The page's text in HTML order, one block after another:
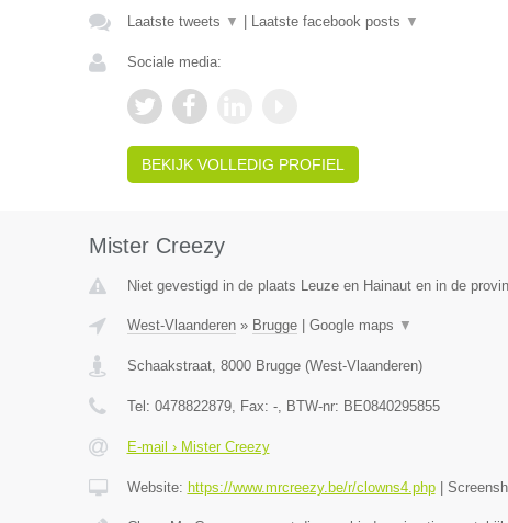
Laatste tweets ▼ Laatste facebook posts ▼
Sociale media:
BEKIJK VOLLEDIG PROFIEL
Mister Creezy
Niet gevestigd in de plaats Leuze en Hainaut en in de
West-Vlaanderen» Brugge| Google maps ▼
Schaakstraat, 8000 Brugge(West-Vlaanderen)
Tel: 0478822879, Fax: -, BTW-nr: BE0840295855
E-mail › Mister Creezy
Website: https://www.mrcreezy.be/r/clowns4.php|